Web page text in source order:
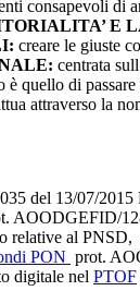
consapevoli
E
creare le giuste
centrata
quello di
attraverso la
del 13/07/
AOODGEFID/
relative al
PON prot.
digitale nel PTOF